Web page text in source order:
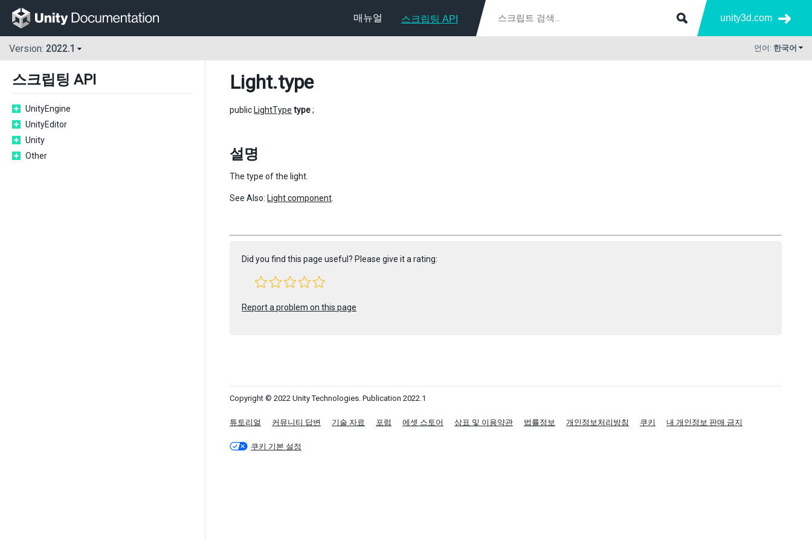
매뉴얼 스크립팅 API unity3d.com
Version: 2022.1 언어: 한국어
스크립팅 API
UnityEngine
UnityEditor
Unity
Other
Light.type
public LightType type;
설명
The type of the light.
See Also: Light component
Did you find this page useful? Please give it a rating:
Report a problem on this page
Copyright © 2022 Unity Technologies. Publication 2022.1
튜토리얼 커뮤니티 답변 기술 자료 포럼 에셋 스토어 상표 및 이용약관 법률정보 개인정보처리방침 쿠키 내 개인정보 판매 금지
쿠키 기본 설정